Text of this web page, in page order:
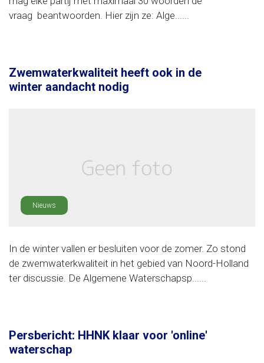
vraag beantwoorden. Hier zijn ze: Alge......
Zwemwaterkwaliteit heeft ook in de
winter aandacht nodig
Nieuws
In de winter vallen er besluiten voor de zomer. Zo stond
de zwemwaterkwaliteit in het gebied van Noord-Holland
ter discussie. De Algemene Waterschapsp......
Persbericht: HHNK klaar voor 'online'
waterschap